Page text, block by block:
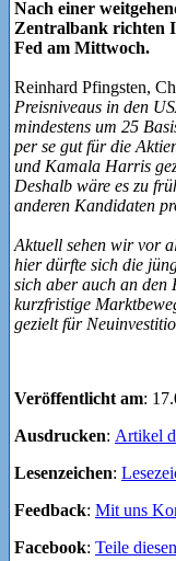
Nach einer
Zentralbank richten
Fed am Mittwoch.
Reinhard Pfingsten,
Preisniveaus in den
mindestens um 25
per se gut für die
und Kamala Harris
Deshalb wäre es zu
anderen Kandidaten
Aktuell sehen wir vor
hier dürfte sich die
sich aber auch an den
kurzfristige
gezielt für
Veröffentlicht am:
Ausdrucken: Artikel
Lesenzeichen:
Feedback: Mit uns
Facebook: Teile